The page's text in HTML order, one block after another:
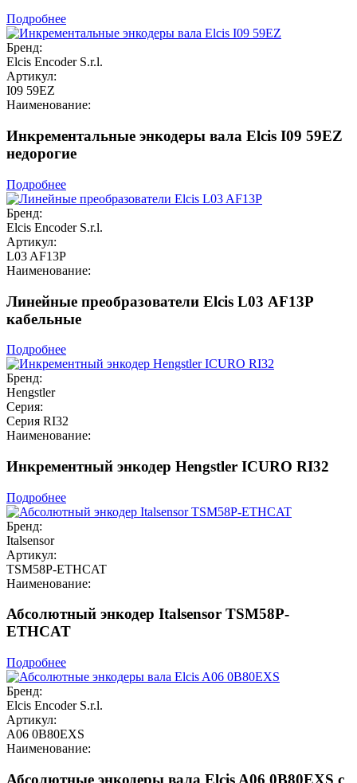
Подробнее
Бренд:
Elcis Encoder S.r.l.
Артикул:
I09 59EZ
Наименование:
Инкрементальные энкодеры вала Elcis I09 59EZ
недорогие
Подробнее
Бренд:
Elcis Encoder S.r.l.
Артикул:
L03 AF13P
Наименование:
Линейные преобразователи Elcis L03 AF13P
кабельные
Подробнее
Бренд:
Hengstler
Серия:
Серия RI32
Наименование:
Инкрементный энкодер Hengstler ICURO RI32
Подробнее
Бренд:
Italsensor
Артикул:
TSM58P-ETHCAT
Наименование:
Абсолютный энкодер Italsensor TSM58P-
ETHCAT
Подробнее
Бренд:
Elcis Encoder S.r.l.
Артикул:
A06 0B80EXS
Наименование:
Абсолютные энкодеры вала Elcis A06 0B80EXS с